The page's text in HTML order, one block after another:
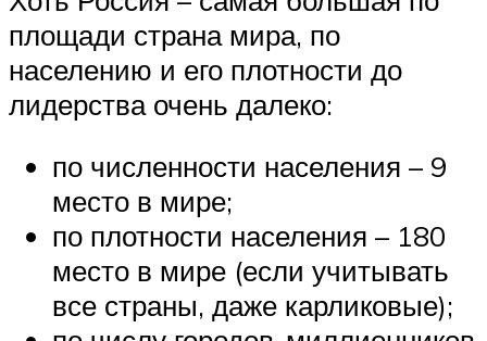
площади страна мира, по
населению и его плотности до
лидерства очень далеко:
по численности населения – 9
место в мире;
по плотности населения – 180
место в мире (если учитывать
все страны, даже карликовые);